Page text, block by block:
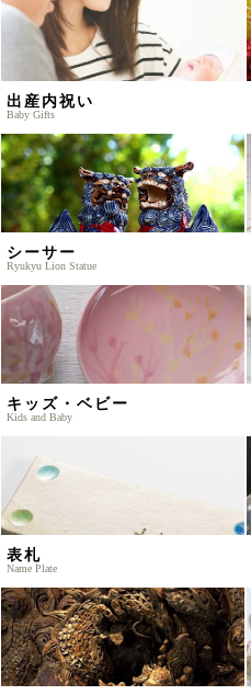
出産内祝い
Baby Gifts
シーサー
Ryukyu Lion Statue
キッズ・ベビー
Kids and Baby
表札
Name Plate